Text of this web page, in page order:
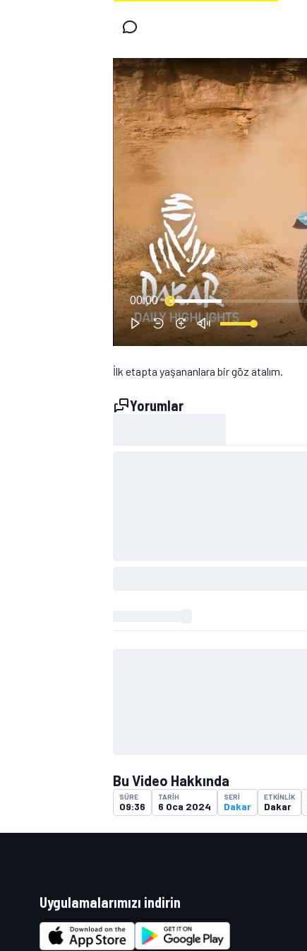
MOTOGP
WORLD SUPERBIKE
00:00
İlk etapta yaşananlara bir göz atalım.
Yorumlar
Bu Video Hakkında
SÜRE
09:36
TARIH
6 Oca 2024
SERI
Dakar
ETKINLIK
Dakar
Uygulamalarımızı indirin